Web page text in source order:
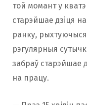
той момант у
старэйшае дзіця
ранку,
рэгулярныя
забраў старэйшае
на працу.